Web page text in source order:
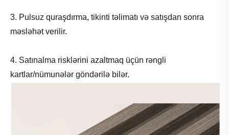
3. Pulsuz quraşdırma, tikinti təlimatı və satışdan sonra
məsləhət verilir.
4. Satınalma risklərini azaltmaq üçün rəngli
kartlar/nümunələr göndərilə bilər.